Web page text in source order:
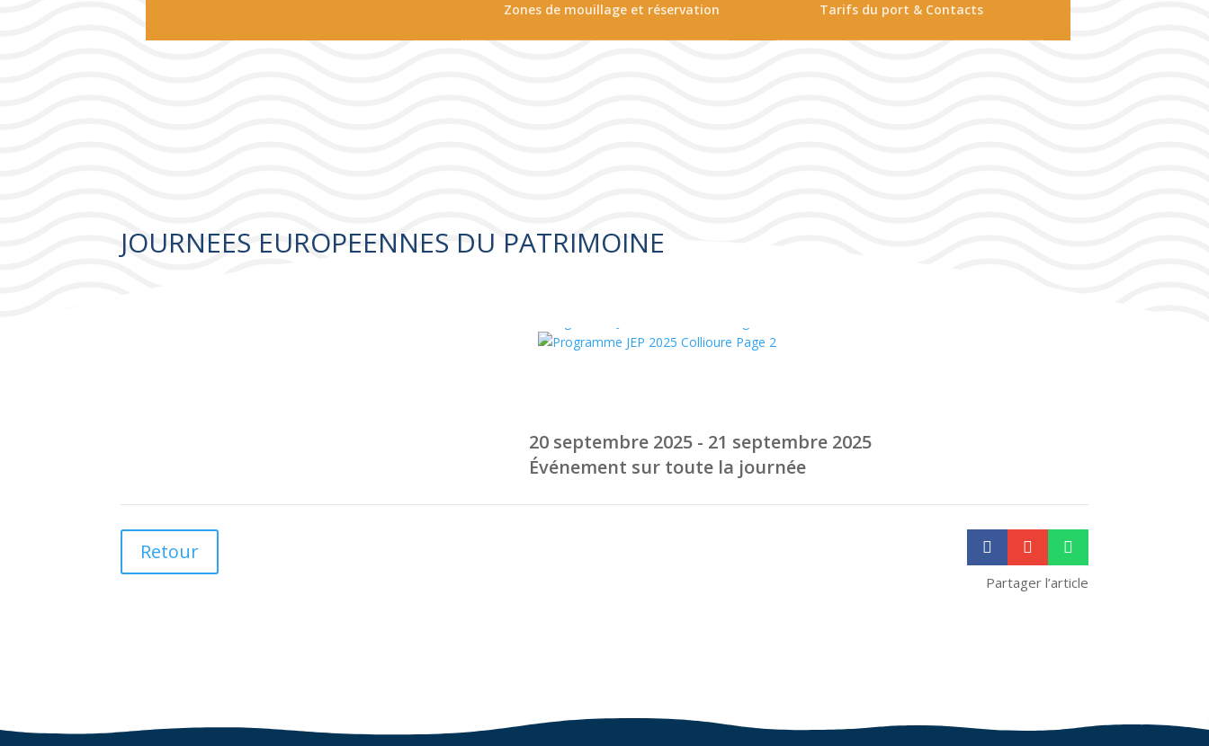
Zones de mouillage et réservation Tarifs du port & Contacts
JOURNEES EUROPEENNES DU PATRIMOINE
20 septembre 2025 - 21 septembre 2025
Événement sur toute la journée
Retour  

Partager l’article